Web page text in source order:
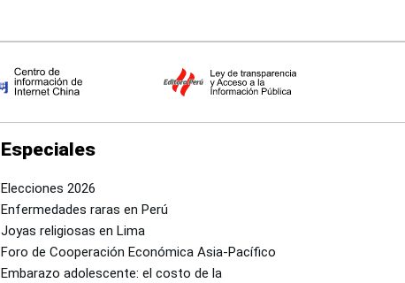
Especiales
Elecciones 2026
Enfermedades raras en Perú
Joyas religiosas en Lima
Foro de Cooperación Económica Asia-Pacífico
Embarazo adolescente: el costo de la